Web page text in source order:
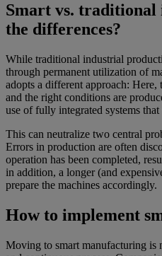
Smart vs.
the differences?
While traditional industrial
through permanent utilization of
adopts a different approach:
and the right conditions are
use of fully integrated systems
This can neutralize two central
Errors in production are often
operation has been completed,
in addition, a longer (and
prepare the machines accordingly.
How to implement
Moving to smart manufacturing is